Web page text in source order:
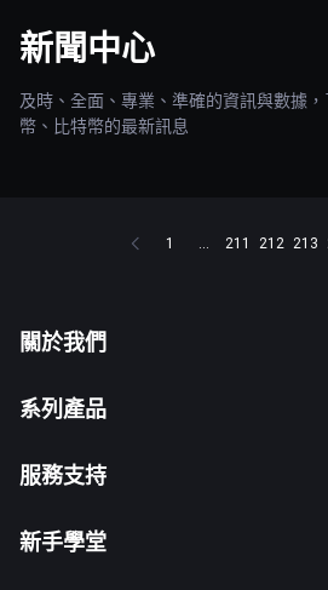
新聞中心
及時、全面、專業、準確的資訊與數據
幣、比特幣的最新訊息
1 ... 211 212 213
關於我們
系列產品
服務支持
新手學堂